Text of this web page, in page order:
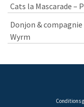
Cats la Mascarade –
Donjon & compagnie
Wyrm
Conditions